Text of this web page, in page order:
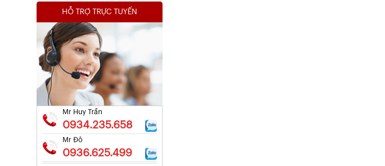
HỖ TRỢ TRỰC TUYẾN
Mr Huy Trần
0934.235.658
Mr Đô
0936.625.499
Kết Quả Thử Nghiệm Lưới Tô Tường
Xem chi tiết